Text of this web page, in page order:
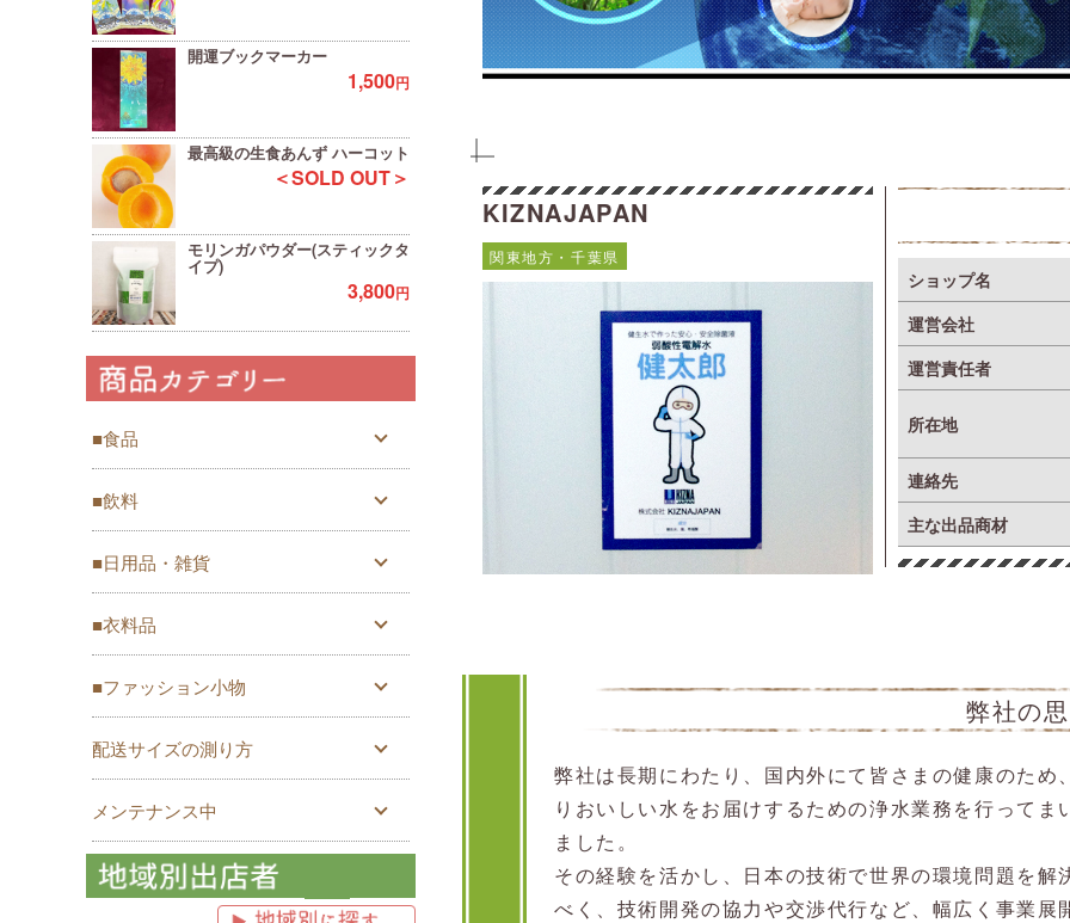
KIZNAJAPAN
関東地方・千葉県
ショップ名
運営会社
運営責任者
所在地
連絡先
主な出品商材
弊社の
弊社は長期にわたり、国内外にて皆さまの健康のため
りおいしい水をお届けするための浄水業務を行ってま
ました。
その経験を活かし、日本の技術で世界の環境問題を解
べく、技術開発の協力や交渉代行など、幅広く事業展
開運ブックマーカー
1,500円
最高級の生食あんず ハーコット
＜SOLD OUT＞
モリンガパウダー(スティックタ
イプ)
3,800円
■食品
■飲料
■日用品・雑貨
■衣料品
■ファッション小物
配送サイズの測り方
メンテナンス中